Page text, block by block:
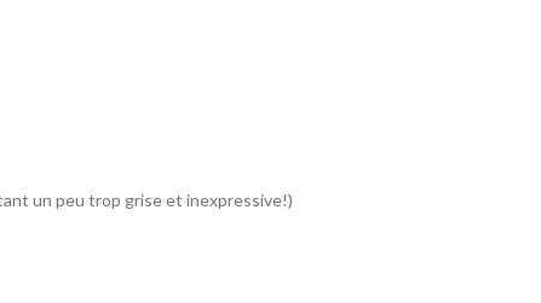
un peu trop grise et inexpressive!)